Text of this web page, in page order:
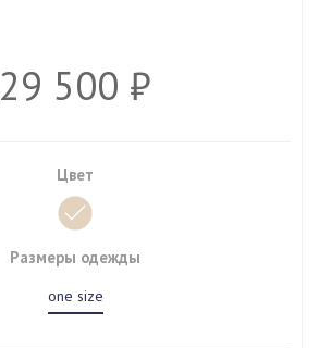
29 500 ₽
Цвет
Размеры одежды
one size